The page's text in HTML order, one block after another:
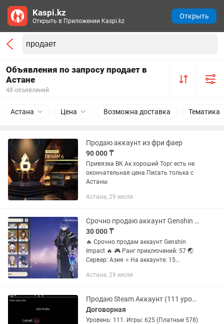
Объявления по запросу продает в
Астане
48 объявлений
Астана Цена Возможна доставка Тематика
Продаю аккаунт из фри фаер
90 000 ₸
Привязка ВК Ак хороший Торг есть не
окончательная цена Писать толька с
Астаны
Астана, 29 июля
Срочно продаю аккаунт Genshin Impact( геншин импакт)
30 000 ₸
🔥 Срочно продам аккаунт Genshin
Impact 🔥 🎮 Ранг приключений: 57 🌏
Сервер: Азия ⭐ На аккаунте: 15
сигнатурных 5★ оружий 2 стандартных
Астана, 29 июля
Продаю Steam Аккаунт (111 уровень)
Договорная
Уровень: 111. Игры: 625 (Платные 578)
Kaspi.kz
Открыть в Приложении Kaspi.kz
Открыть